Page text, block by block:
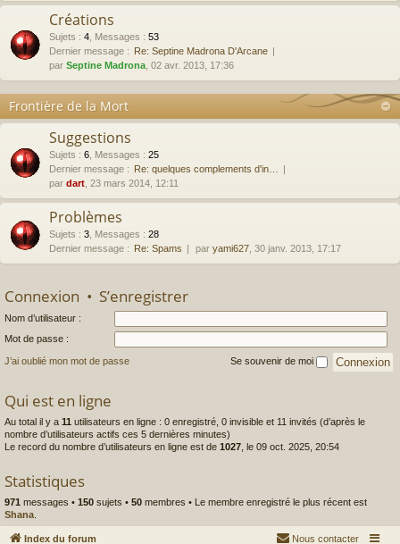
Créations
Sujets : 4 Messages : 53
Dernier message : Re: Septine Madrona D'Arcane
par Septine Madrona , 02 avr. 2013, 17:36
Frontière de la Mort
Suggestions
Sujets : 6 Messages : 25
Dernier message : Re: quelques complements d'in…
par dart , 23 mars 2014, 12:11
Problèmes
Sujets : 3 Messages : 28
Dernier message : Re: Spams par yami627 , 30 janv. 2013, 17:17
Connexion • S’enregistrer
Nom d’utilisateur :
Mot de passe :
J’ai oublié mon mot de passe Se souvenir de moi
Qui est en ligne
Au total il y a 11 utilisateurs en ligne : 0 enregistré, 0 invisible et 11 invités (d’après le
nombre d’utilisateurs actifs ces 5 dernières minutes)
Le record du nombre d’utilisateurs en ligne est de 1027, le 09 oct. 2025, 20:54
Statistiques
971 messages • 150 sujets • 50 membres • Le membre enregistré le plus récent est
Shana.
Index du forum Nous contacter